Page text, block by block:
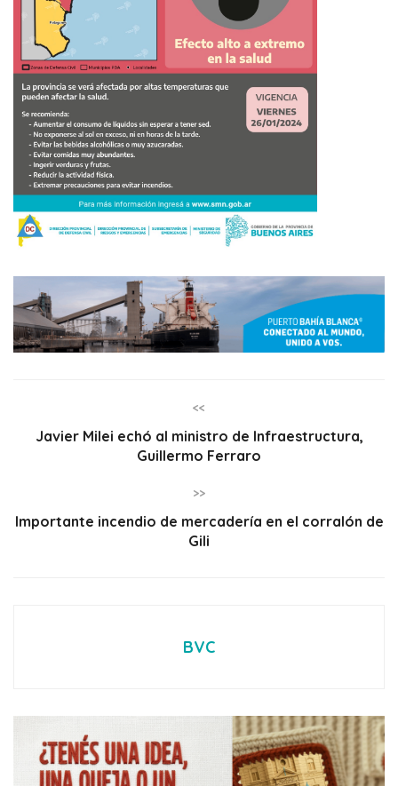
<<
Javier Milei echó al ministro de Infraestructura,
Guillermo Ferraro
>>
Importante incendio de mercadería en el corralón de
Gili
BVC